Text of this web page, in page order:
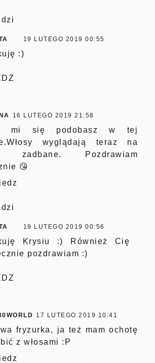
19 LUTEGO 2019 00:55
:)
16 LUTEGO 2019 21:58
mi się podobasz w tej
wyglądają teraz na
zadbane. Pozdrawiam
😘
19 LUTEGO 2019 00:56
Krysiu :) Również Cię
pozdrawiam :)
17 LUTEGO 2019 10:41
fryzurka, ja też mam ochotę
z włosami :P